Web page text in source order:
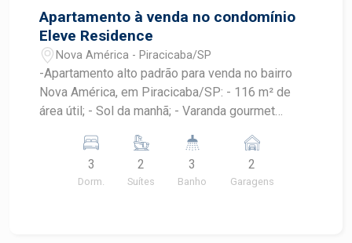
Apartamento à venda no condomínio
Eleve Residence
Nova América - Piracicaba/SP
-Apartamento alto padrão para venda no bairro
Nova América, em Piracicaba/SP: - 116 m² de
área útil; - Sol da manhã; - Varanda gourmet
integrados, sendo sala de tv, de jantar e de estar;
- Cozinha com ilha, completa com armários
embutidos; - 03 dormitórios com 02 suítes com
3
Dorm.
2
Suítes
3
Banho
2
Garagens